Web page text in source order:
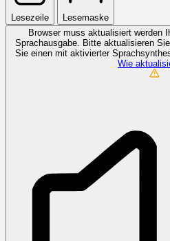
Lesezeile
Lesemaske
Browser muss aktualisiert werden
Sprachausgabe. Bitte aktualisieren
Sie einen mit aktivierter
Wie